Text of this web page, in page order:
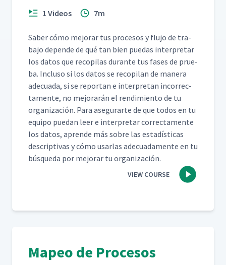
1 Videos 7m
Saber cómo mejo­rar tus pro­ce­sos y flu­jo de tra­
ba­jo depende de qué tan bien puedas inter­pre­tar
los datos que recopi­las durante tus fas­es de prue­
ba. Inclu­so si los datos se recopi­lan de man­era
ade­cua­da, si se repor­tan e inter­pre­tan incor­rec­
ta­mente, no mejo­rarán el rendimien­to de tu
orga­ni­zación. Para ase­gu­rarte de que todos en tu
equipo puedan leer e inter­pre­tar cor­rec­ta­mente
los datos, aprende más sobre las estadís­ti­cas
descrip­ti­vas y cómo usar­las ade­cuada­mente en tu
búsque­da por mejo­rar tu organización.
VIEW COURSE
Mapeo de Procesos